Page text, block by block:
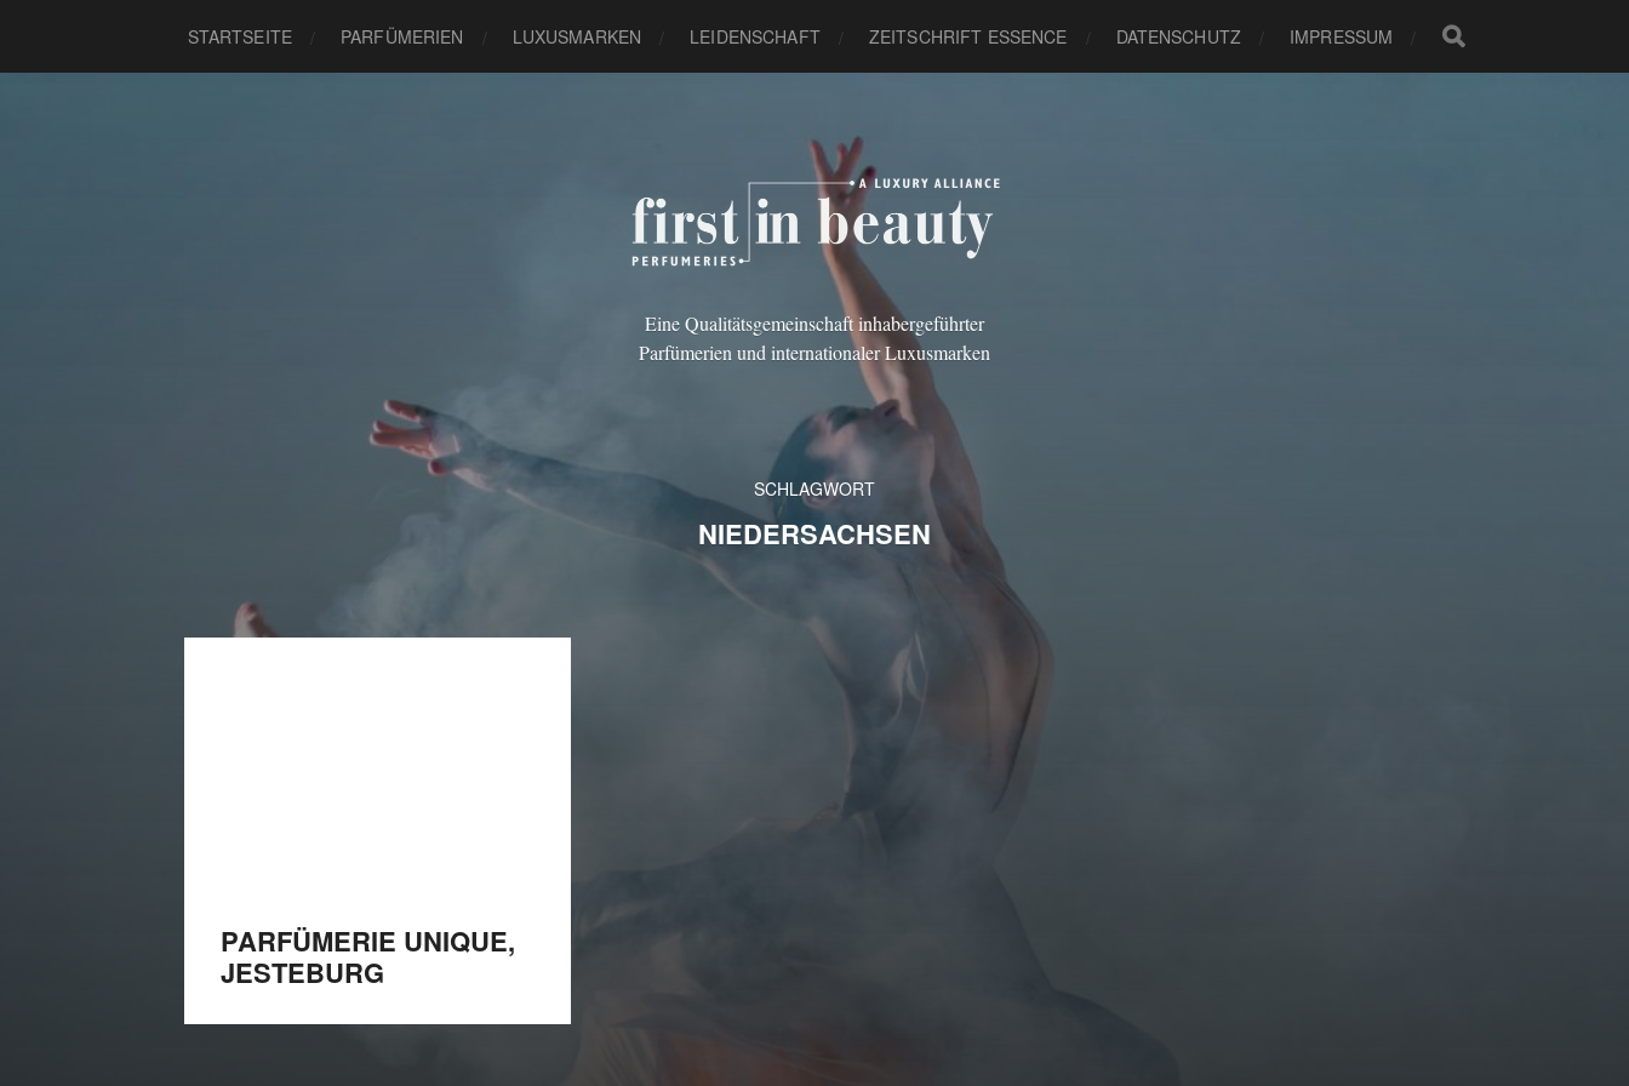
STARTSEITE PARFÜMERIEN LUXUSMARKEN LEIDENSCHAFT ZEITSCHRIFT ESSENCE DATENSCHUTZ IMPRESSUM
Eine Qualitätsgemeinschaft inhabergeführter
Parfümerien und internationaler Luxusmarken
SCHLAGWORT
NIEDERSACHSEN
PARFÜMERIE UNIQUE,
JESTEBURG